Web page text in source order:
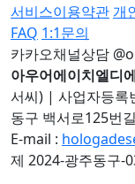
서비스이용약관 개
FAQ 1:1문의
카카오채널상담
아우어에이치엘디
서씨) | 사업자등록
동구 백서로125번
E-mail :
제 2024-광주동구-